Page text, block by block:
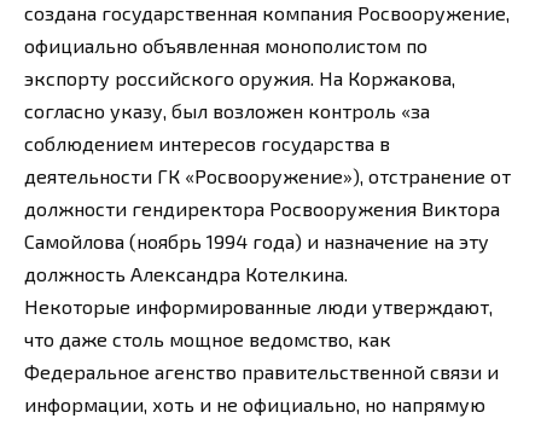
создана государственная компания Росвооружение,
официально объявленная монополистом по
экспорту российского оружия. На Коржакова,
согласно указу, был возложен контроль «за
соблюдением интересов государства в
деятельности ГК «Росвооружение»), отстранение от
должности гендиректора Росвооружения Виктора
Самойлова (ноябрь 1994 года) и назначение на эту
должность Александра Котелкина.
Некоторые информированные люди утверждают,
что даже столь мощное ведомство, как
Федеральное агенство правительственной связи и
информации, хоть и не официально, но напрямую